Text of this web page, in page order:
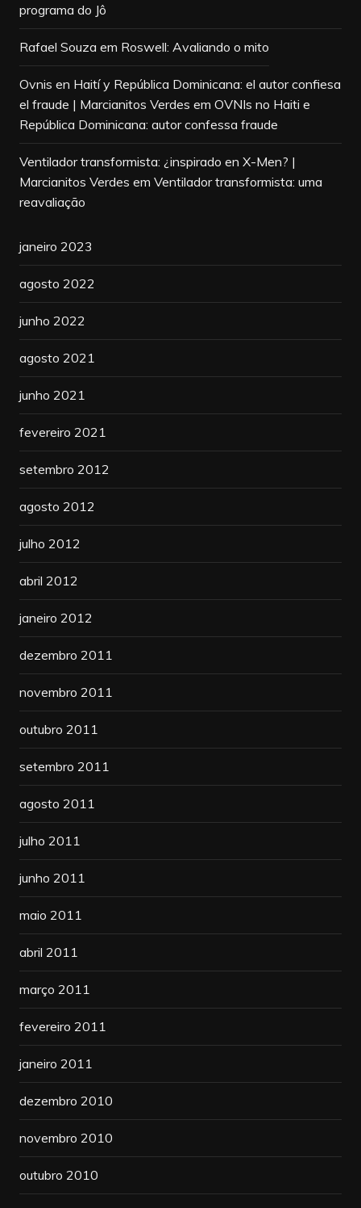
programa do Jô
Rafael Souza em Roswell: Avaliando o mito
Ovnis en Haití y República Dominicana: el autor confiesa
el fraude | Marcianitos Verdes em OVNIs no Haiti e
República Dominicana: autor confessa fraude
Ventilador transformista: ¿inspirado en X-Men? |
Marcianitos Verdes em Ventilador transformista: uma
reavaliação
janeiro 2023
agosto 2022
junho 2022
agosto 2021
junho 2021
fevereiro 2021
setembro 2012
agosto 2012
julho 2012
abril 2012
janeiro 2012
dezembro 2011
novembro 2011
outubro 2011
setembro 2011
agosto 2011
julho 2011
junho 2011
maio 2011
abril 2011
março 2011
fevereiro 2011
janeiro 2011
dezembro 2010
novembro 2010
outubro 2010